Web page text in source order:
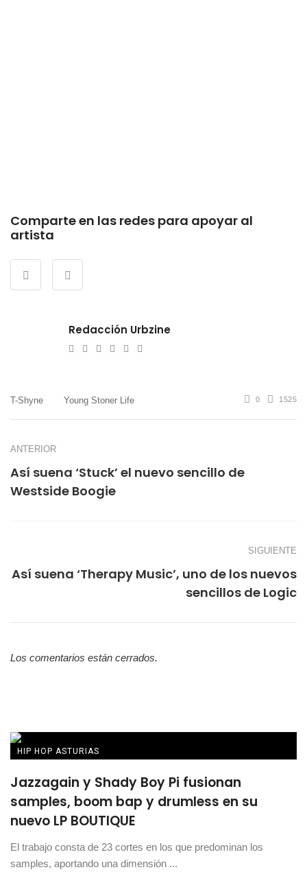
Comparte en las redes para apoyar al
artista
Redacción Urbzine
WebsiteTwitterFacebook
Youtube
T-Shyne Young Stoner Life 0 1525
ANTERIOR
Así suena ‘Stuck’ el nuevo sencillo de
Westside Boogie
SIGUIENTE
Así suena ‘Therapy Music’, uno de los nuevos
sencillos de Logic
Los comentarios están cerrados.
HIP HOP ASTURIAS
Jazzagain y Shady Boy Pi fusionan
samples, boom bap y drumless en su
nuevo LP BOUTIQUE
El trabajo consta de 23 cortes en los que predominan los
samples, aportando una dimensión ...